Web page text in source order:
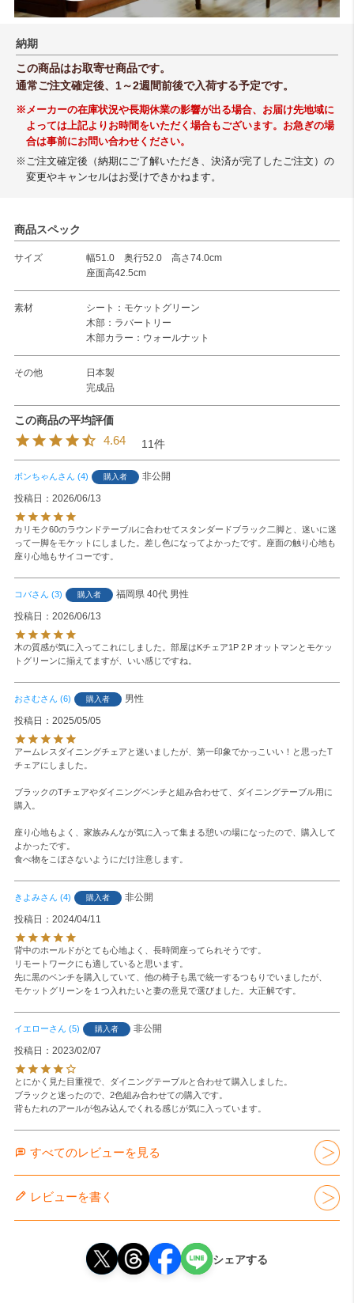
納期
この商品はお取寄せ商品です。
通常ご注文確定後、1～2週間前後で入荷する予定です。
※メーカーの在庫状況や長期休業の影響が出る場合、お届け先地域に
よっては上記よりお時間をいただく場合もございます。お急ぎの場
合は事前にお問い合わせください。
※ご注文確定後（納期にご了解いただき、決済が完了したご注文）の
変更やキャンセルはお受けできかねます。
商品スペック
サイズ
幅51.0 奥行52.0 高さ74.0cm
座面高42.5cm
素材
シート：モケットグリーン
木部：ラバートリー
木部カラー：ウォールナット
その他
日本製
完成品
4.64 11
ボンちゃん 4 購入者
非公開
投稿日
2026/06/13
カリモク60のラウンドテーブルに合わせてスタンダードブラック二脚と、迷いに迷
って一脚をモケットにしました。差し色になってよかったです。座面の触り心地も
座り心地もサイコーです。
コバ 3 購入者 福岡県 40代 男性
投稿日
2026/06/13
木の質感が気に入ってこれにしました。部屋はKチェア1P 2Ｐオットマンとモケッ
トグリーンに揃えてますが、いい感じですね。
おさむ 6 購入者
男性
投稿日
2025/05/05
アームレスダイニングチェアと迷いましたが、第一印象でかっこいい！と思ったT
チェアにしました。
ブラックのTチェアやダイニングベンチと組み合わせて、ダイニングテーブル用に
購入。
座り心地もよく、家族みんなが気に入って集まる憩いの場になったので、購入して
よかったです。
食べ物をこぼさないようにだけ注意します。
きよみ 4 購入者
非公開
投稿日
2024/04/11
背中のホールドがとても心地よく、長時間座ってられそうです。
リモートワークにも適していると思います。
先に黒のベンチを購入していて、他の椅子も黒で統一するつもりでいましたが、
モケットグリーンを１つ入れたいと妻の意見で選びました。大正解です。
イエロー 5 購入者
非公開
投稿日
2023/02/07
とにかく見た目重視で、ダイニングテーブルと合わせて購入しました。
ブラックと迷ったので、2色組み合わせての購入です。
すべてのレビューを見る
レビューを書く
シェアする